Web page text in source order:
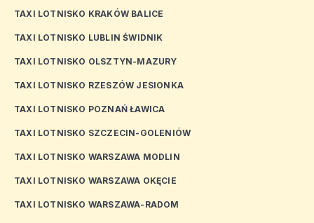
TAXI LOTNISKO KRAKÓW BALICE
TAXI LOTNISKO LUBLIN ŚWIDNIK
TAXI LOTNISKO OLSZTYN-MAZURY
TAXI LOTNISKO RZESZÓW JESIONKA
TAXI LOTNISKO POZNAŃ ŁAWICA
TAXI LOTNISKO SZCZECIN-GOLENIÓW
TAXI LOTNISKO WARSZAWA MODLIN
TAXI LOTNISKO WARSZAWA OKĘCIE
TAXI LOTNISKO WARSZAWA-RADOM